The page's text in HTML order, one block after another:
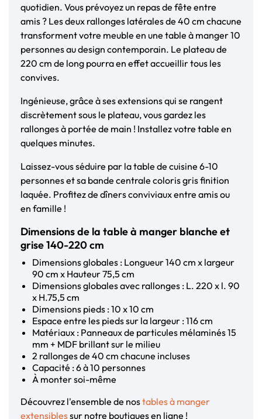
quotidien. Vous prévoyez un repas de fête entre
amis ? Les deux rallonges latérales de 40 cm chacune
transforment votre meuble en une table à manger 10
personnes au design contemporain. Le plateau de
220 cm de long pourra en effet accueillir tous les
convives.
Ingénieuse, grâce à ses extensions qui se rangent
discrètement sous le plateau, vous gardez les
rallonges à portée de main ! Installez votre table en
quelques minutes.
Laissez-vous séduire par la table de cuisine 6-10
personnes et sa bande centrale coloris gris finition
laquée. Profitez de dîners conviviaux entre amis ou
en famille !
Dimensions de la table à manger blanche et
grise 140-220 cm
Dimensions globales : Longueur 140 cm x largeur
90 cm x Hauteur 75,5 cm
Dimensions globales avec rallonges : L. 220 x l. 90
x H.75,5 cm
Dimensions pieds : 10 x 10 cm
Espace entre les pieds sur la largeur : 116 cm
Matériaux : Panneaux de particules mélaminés 15
mm + MDF brillant sur le milieu
2 rallonges de 40 cm chacune incluses
Capacité : 6 à 10 personnes
À monter soi-même
Découvrez l'ensemble de nostables à manger
extensiblessur notre boutiques en ligne !